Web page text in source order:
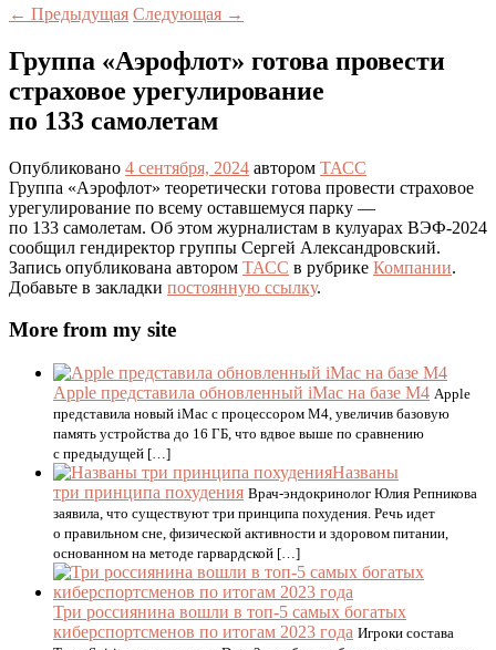
← Предыдущая Следующая →
Группа «Аэрофлот» готова провести
страховое урегулирование
по 133 самолетам
Опубликовано 4 сентября, 2024 автором ТАСС
Группа «Аэрофлот» теоретически готова провести страховое
урегулирование по всему оставшемуся парку —
по 133 самолетам. Об этом журналистам в кулуарах ВЭФ-2024
сообщил гендиректор группы Сергей Александровский.
Запись опубликована автором ТАСС в рубрике Компании.
Добавьте в закладки постоянную ссылку.
More from my site
Apple представила обновленный iMac на базе M4 Apple
представила новый iMac с процессором M4, увеличив базовую
память устройства до 16 ГБ, что вдвое выше по сравнению
с предыдущей […]
Названы
три принципа похудения Врач-эндокринолог Юлия Репникова
заявила, что существуют три принципа похудения. Речь идет
о правильном сне, физической активности и здоровом питании,
основанном на методе гарвардской […]
Три россиянина вошли в топ-5 самых богатых
киберспортсменов по итогам 2023 года Игроки состава